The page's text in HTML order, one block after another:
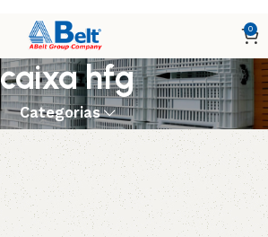
0
caixa hfg
Categorias